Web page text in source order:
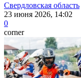
Свердловская область
23 июня 2026, 14:02
0
corner